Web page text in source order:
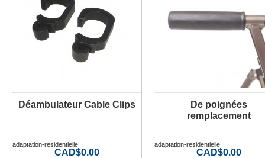
Déambulateur Cable Clips
adaptation-residentielle
CAD$0.00
De poignées
remplacement
adaptation-residentielle
CAD$0.00
PLUS D'INFORMATION PLUS D'INFORMATION